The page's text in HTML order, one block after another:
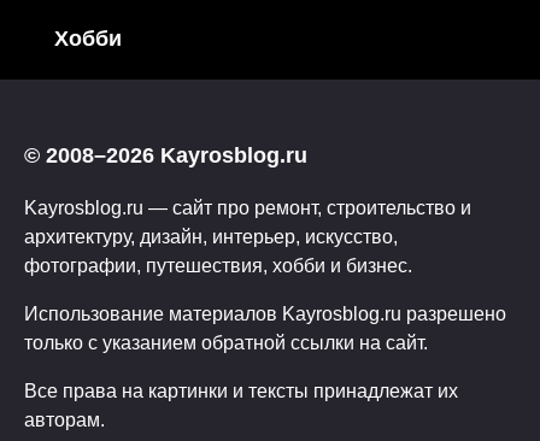
Хобби
© 2008–2026 Kayrosblog.ru
Kayrosblog.ru — сайт про ремонт, строительство и
архитектуру, дизайн, интерьер, искусство,
фотографии, путешествия, хобби и бизнес.
Использование материалов Kayrosblog.ru разрешено
только с указанием обратной ссылки на сайт.
Все права на картинки и тексты принадлежат их
авторам.